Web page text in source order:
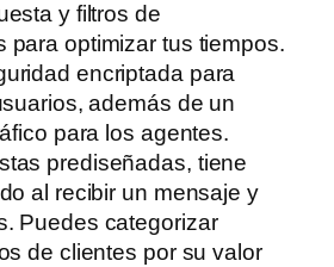
y filtros de
para optimizar tus tiempos.
encriptada para
además de un
para los agentes.
prediseñadas, tiene
al recibir un mensaje y
Puedes categorizar
de clientes por su valor